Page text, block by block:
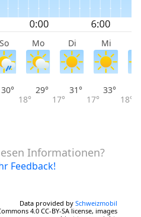
So Mo Di Mi
30°
18°
29°
17°
31°
17°
33°
18°
Informationen?
Feedback!
Data provided by Schweizmobil
4.0 CC-BY-SA license, images